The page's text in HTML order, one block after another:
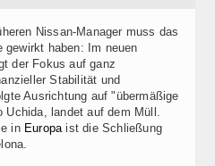
Nissan-Manager muss das
gewirkt haben: Im neuen
der Fokus auf ganz
Stabilität und
Ausrichtung auf "übermäßige
Uchida, landet auf dem Müll.
in Europaist die Schließung